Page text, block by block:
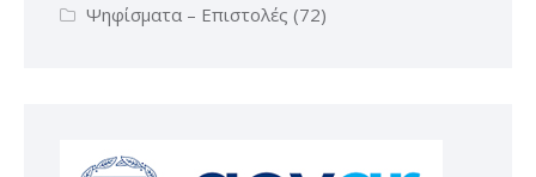
Ψηφίσματα – Επιστολές (72)